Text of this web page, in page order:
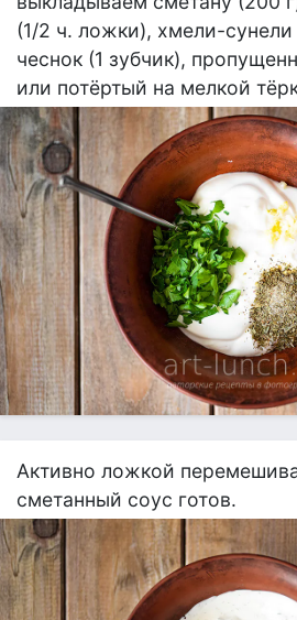
(1/2 ч. ложки), хмели-сунели
чеснок (1 зубчик),
или потёртый на мелкой
Активно ложкой
сметанный соус готов.